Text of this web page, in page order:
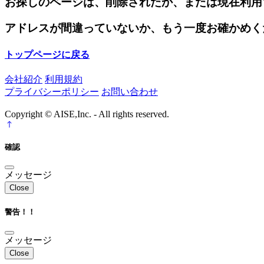
アドレスが間違っていないか、もう一度お確かめ
トップページに戻る
会社紹介 利用規約
プライバシーポリシー お問い合わせ
Copyright © AISE,Inc. - All rights reserved.
確認
メッセージ
Close
警告！！
メッセージ
Close